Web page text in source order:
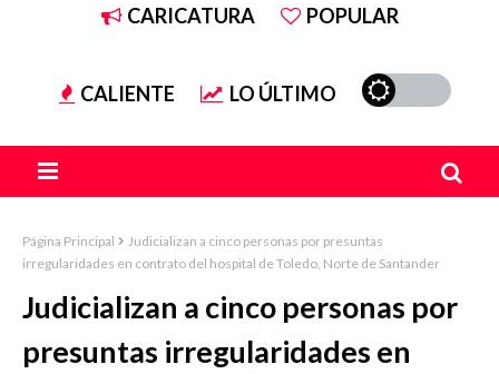
CARICATURA POPULAR
CALIENTE LO ÚLTIMO
Página Principal
Judicializan a cinco personas por presuntas
irregularidades en contrato del hospital de Toledo, Norte de Santander
Judicializan a cinco personas por
presuntas irregularidades en